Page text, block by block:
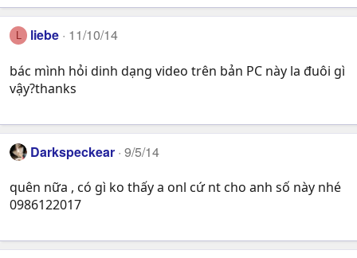
L liebe 11/10/14
bác mình hỏi dinh dạng video trên bản PC này la đuôi gì
vậy?thanks
Darkspeckear 9/5/14
quên nữa , có gì ko thấy a onl cứ nt cho anh số này nhé
0986122017